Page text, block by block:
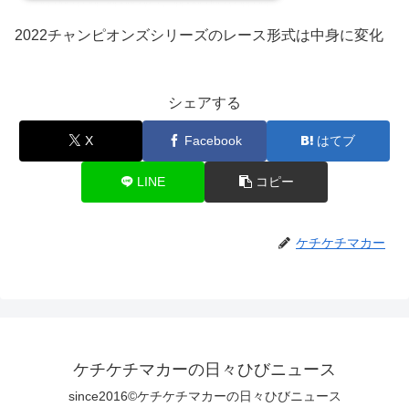
2022チャンピオンズシリーズのレース形式は中身に変化
シェアする
X Facebook はてブ
LINE コピー
ケチケチマカー
ケチケチマカーの日々ひびニュース
since2016©ケチケチマカーの日々ひびニュース